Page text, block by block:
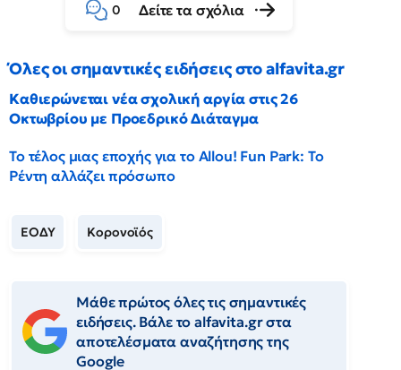
0 Δείτε τα σχόλια
Όλες οι σημαντικές ειδήσεις στο alfavita.gr
Καθιερώνεται νέα σχολική αργία στις 26
Οκτωβρίου με Προεδρικό Διάταγμα
Το τέλος μιας εποχής για το Allou! Fun Park: Το
Ρέντη αλλάζει πρόσωπο
ΕΟΔΥ Κορονοϊός
Μάθε πρώτος όλες τις σημαντικές
ειδήσεις. Βάλε το alfavita.gr στα
αποτελέσματα αναζήτησης της
Google